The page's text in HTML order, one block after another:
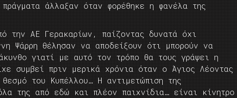
άλλαξαν όταν φορέθηκε η φανέλα της
την ΑΕ Γερακαρίων, παίζοντας δυνατά όχι
Ψάρρη θέλησαν να αποδείξουν ότι μπορούν να
γιατί με αυτό τον τρόπο θα τους γράψει η
συμβεί πριν μερικά χρόνια όταν ο Άγιος Λέοντας
του Κυπέλλου… Η αντιμετώπιση της
της από εδώ και πλέον παιχνίδια… είναι κίνητρο